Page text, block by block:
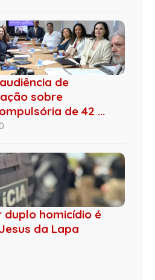
de
sobre
de 42 ...
homicídio é
da Lapa